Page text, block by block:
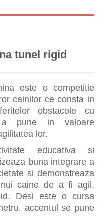
tunel rigid
este o competitie
cainilor ce consta in
obstacole cu
pune in valoare
lor.
educativa si
buna integrare a
si demonstreaza
caine de a fi agil,
Desi este o cursa
accentul se pune